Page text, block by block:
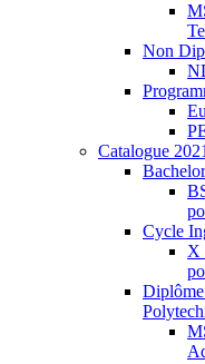
Non
Catalogue
Bachelor
Cycle
X